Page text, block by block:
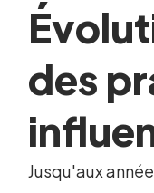
des
Jusqu'aux